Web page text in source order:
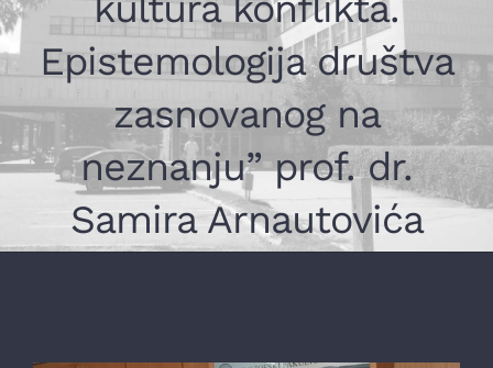
Epistemologija društva
zasnovanog na
neznanju” prof. dr.
Samira Arnautovića